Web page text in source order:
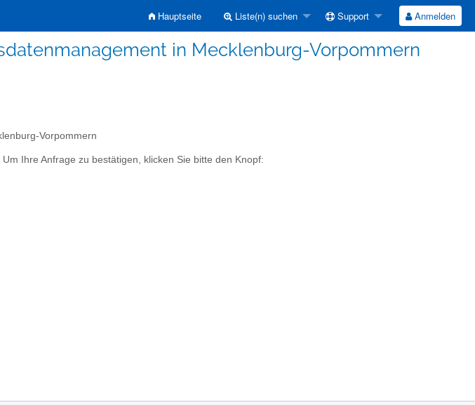
Hauptseite Liste(n) suchen Support Anmelden
in Mecklenburg-Vorpommern
Vorpommern
Ihre Anfrage zu bestätigen, klicken Sie bitte den Knopf: